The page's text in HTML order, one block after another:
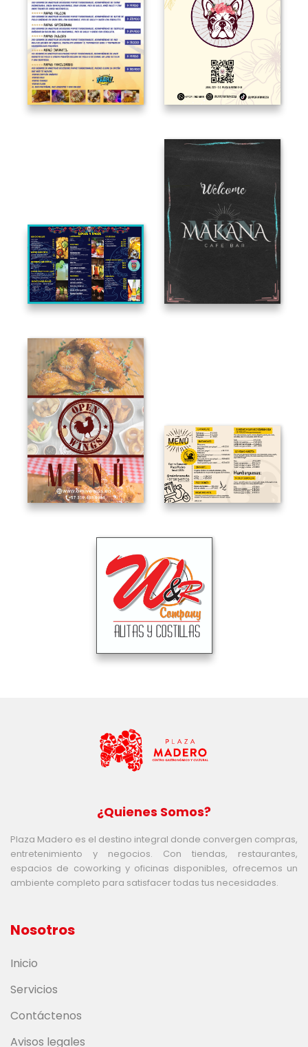
¿Quienes Somos?
Plaza Madero es el destino integral donde convergen compras,
entretenimiento y negocios. Con tiendas, restaurantes,
espacios de coworking y oficinas disponibles, ofrecemos un
ambiente completo para satisfacer todas tus necesidades.
Nosotros
Inicio
Servicios
Contáctenos
Avisos legales